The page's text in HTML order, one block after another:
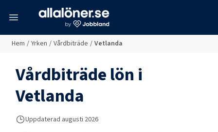
Hem / Yrken / Vårdbiträde / Vetlanda
Vårdbiträdelön i
Vetlanda
Uppdaterad augusti 2026